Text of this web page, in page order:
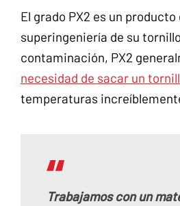
El grado PX2 es un
superingeniería de su
contaminación, PX2
necesidad de sacar un
temperaturas
Trabajamos con un